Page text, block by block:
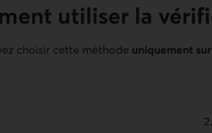
utiliser la
choisir cette méthode uniquement